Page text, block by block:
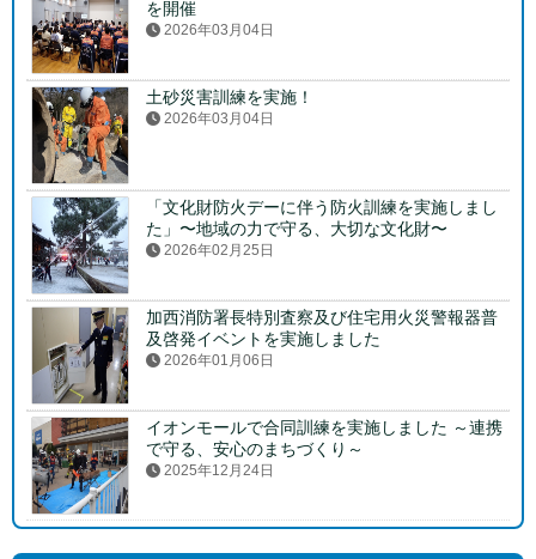
を開催
2026年03月04日
土砂災害訓練を実施！
2026年03月04日
「文化財防火デーに伴う防火訓練を実施しまし
た」〜地域の力で守る、大切な文化財〜
2026年02月25日
加西消防署長特別査察及び住宅用火災警報器普
及啓発イベントを実施しました
2026年01月06日
イオンモールで合同訓練を実施しました ～連携
で守る、安心のまちづくり～
2025年12月24日